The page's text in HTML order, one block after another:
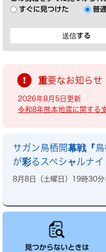
すぐに見つけた
普通
重要なお知らせ
2026年8月5日更新
令和8年熊本地震に関する
サガン鳥栖開幕戦『
が彩るスペシャルナイ
8月8日（土曜日）19時30分
見つからないときは